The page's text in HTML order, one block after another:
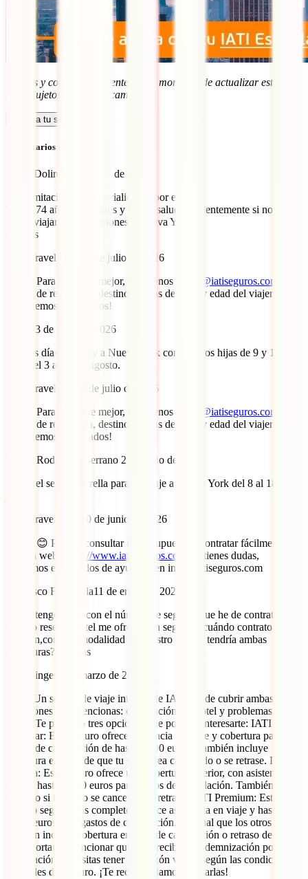
Precios y coberturas vigentes en el momento de actualizar esta
guía. Sujetos a posibles cambios.
Calcula tu seguro
Comentarios (22)
Maria Dolires
22 de julio de 2026
Hay limitaciones o especialidades por edad?.
Tengo 74 años cumplidos y buena salud. Evidentemente si no fuera
así no viajaría de vacaciones a Nueva York.
Gracias
IATI Travel Blog
30 de julio de 2026
¡Hola! Para ayudarte mejor, escríbenos a
info@iatiseguros.com
tu país de residencia, destino, fechas de viaje y edad del viajero. ¡Te
ayudaremos encantados!
23 de junio de 2026
Buenos días. Me voy a Nueva York con mis dos hijas de 9 y 12
años del 3 al 12 de agosto.
IATI Travel Blog
8 de julio de 2026
¡Hola! Para ayudarte mejor, escríbenos a
info@iatiseguros.com
tu país de residencia, destino, fechas de viaje y edad del viajero. ¡Te
ayudaremos encantados!
Teresa Rodríguez Serrano 2 de junio de 2026
Deseo el seguro estrella para mi viaje a Nueva York del 8 al 18 de
IATI Travel Blog
10 de junio de 2026
¡Hola! 😊 Puedes consultar tu presupuesto y contratar fácilmente en
nuestra web:
https://www.iatiseguros.com
. Si tienes dudas,
estaremos encantados de ayudarte en info@iatiseguros.com
Francisco Fontanilla11 de enero de 2026
Hola , tengo duda con el número de seguros que he de contratar,
cuando reservó hotel me ofrecen un seguro y cuándo contrato vuelo
también,con qué modalidad de vuestro seguro tendría ambas
coberturas?. gracias
marketinges
9 de marzo de 2026
Hola! Un seguro de viaje integral de IATI puede cubrir ambas
situaciones que mencionas: cancelación del hotel y problemas con el
vuelo. Te presento tres opciones que podrían interesarte: IATI
Estándar: Este seguro ofrece asistencia en viaje y cobertura para
gastos de cancelación de hasta 1.500 euros. También incluye
cobertura en caso de que tu vuelo sea cancelado o se retrase. IATI
Estrella: Este seguro ofrece una cobertura superior, con asistencia en
viaje y hasta 2.500 euros para gastos de cancelación. También está
cubierto si tu vuelo se cancela o se retrasa. IATI Premium: Este es
nuestro seguro más completo. Ofrece asistencia en viaje y hasta
5.000 euros para gastos de cancelación. Al igual que los otros dos,
también incluye cobertura en caso de cancelación o retraso de vuelo.
Es importante mencionar que para recibir la indemnización por
cancelación, necesitas tener una razón válida según las condiciones
generales del seguro. ¡Te recomendamos revisarlas!